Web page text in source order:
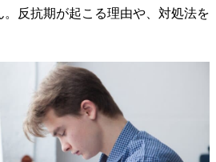
。反抗期が起こる理由や、対処法を